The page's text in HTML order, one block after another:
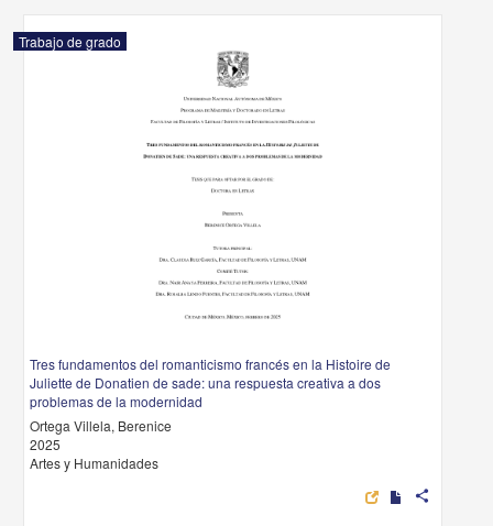
Trabajo de grado
Tres fundamentos del romanticismo francés en la Histoire de
Juliette de Donatien de sade: una respuesta creativa a dos
problemas de la modernidad
Ortega Villela, Berenice
2025
Artes y Humanidades
share